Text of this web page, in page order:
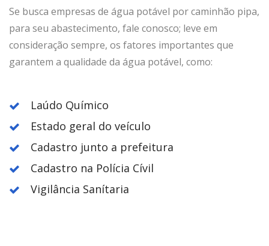
Se busca empresas de água potável por caminhão pipa,
para seu abastecimento, fale conosco; leve em
consideração sempre, os fatores importantes que
garantem a qualidade da água potável, como:
Laúdo Químico
Estado geral do veículo
Cadastro junto a prefeitura
Cadastro na Polícia Cívil
Vigilância Sanítaria